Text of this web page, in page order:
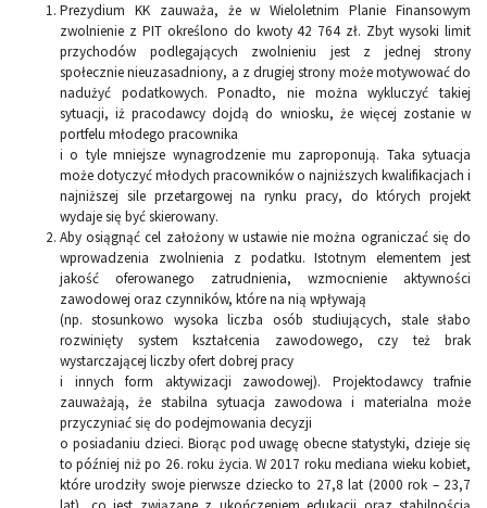
Prezydium KK zauważa, że w Wieloletnim Planie Finansowym
zwolnienie z PIT określono do kwoty 42 764 zł. Zbyt wysoki limit
przychodów podlegających zwolnieniu jest z jednej strony
społecznie nieuzasadniony, a z drugiej strony może motywować do
nadużyć podatkowych. Ponadto, nie można wykluczyć takiej
sytuacji, iż pracodawcy dojdą do wniosku, że więcej zostanie w
portfelu młodego pracownika
i o tyle mniejsze wynagrodzenie mu zaproponują. Taka sytuacja
może dotyczyć młodych pracowników o najniższych kwalifikacjach i
najniższej sile przetargowej na rynku pracy, do których projekt
wydaje się być skierowany.
Aby osiągnąć cel założony w ustawie nie można ograniczać się do
wprowadzenia zwolnienia z podatku. Istotnym elementem jest
jakość oferowanego zatrudnienia, wzmocnienie aktywności
zawodowej oraz czynników, które na nią wpływają
(np. stosunkowo wysoka liczba osób studiujących, stale słabo
rozwinięty system kształcenia zawodowego, czy też brak
wystarczającej liczby ofert dobrej pracy
i innych form aktywizacji zawodowej). Projektodawcy trafnie
zauważają, że stabilna sytuacja zawodowa i materialna może
przyczyniać się do podejmowania decyzji
o posiadaniu dzieci. Biorąc pod uwagę obecne statystyki, dzieje się
to później niż po 26. roku życia. W 2017 roku mediana wieku kobiet,
które urodziły swoje pierwsze dziecko to 27,8 lat (2000 rok – 23,7